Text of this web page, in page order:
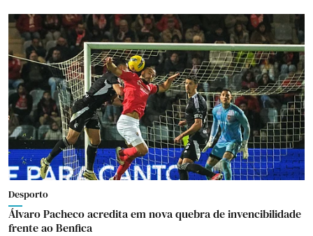
Desporto
Álvaro Pacheco acredita em nova quebra de invencibilidade
frente ao Benfica